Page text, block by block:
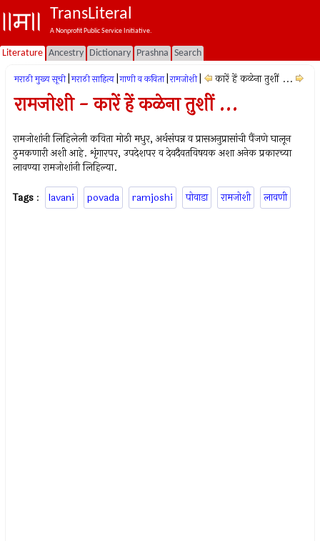
TransLiteral
A Nonprofit Public Service Initiative.
Literature Ancestry Dictionary Prashna Search
मराठी मुख्य सूची मराठी साहित्य गाणी व कविता रामजोशी कारें हें कळेना तुशीं ...
रामजोशी - कारें हें कळेना तुशीं ...
रामजोशांनी लिहिलेली कविता मोठी मधुर, अर्थसंपन्न व प्रासअनुप्रासांची पैंजणे घालून
ठुमकणारी अशी आहे. शृंगारपर, उपदेशपर व देवदैवतविषयक अशा अनेक प्रकारच्या
लावण्या रामजोशांनी लिहिल्या.
Tags : lavani povada ramjoshi पोवाडा रामजोशी लावणी